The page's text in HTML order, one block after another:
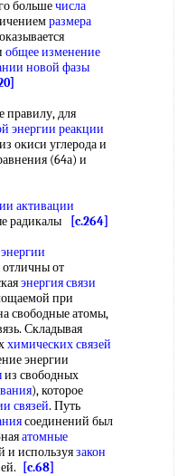
большечисла
размера
оказывается
общее изменение
новой фазы
для
энергии реакции
из окиси углерода и
(64а) и
активации
радикалы
[c.264]
энергии
от
энергия связи
при
свободные атомы,
Складывая
химических связей
энергии
из свободных
), которое
связей. Путь
соединений был
атомные
и используязакон
[c.68]